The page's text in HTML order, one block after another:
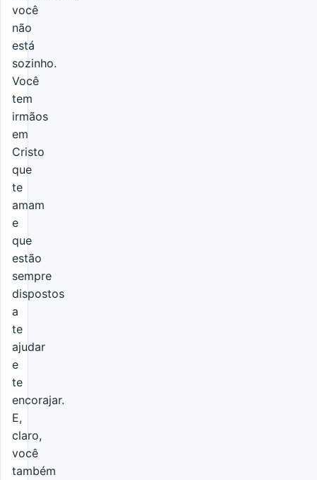
você
não
está
sozinho.
Você
tem
irmãos
em
Cristo
que
te
amam
e
que
estão
sempre
dispostos
a
te
ajudar
e
te
encorajar.
E,
claro,
você
também